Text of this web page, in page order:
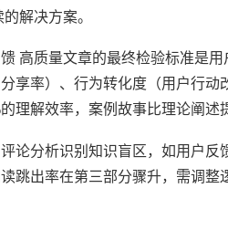
解决方案。
高质量文章的最终检验标准是
享率）、行为转化度（用户行
理解效率，案例故事比理论阐述
论分析识别知识盲区，如用户
跳出率在第三部分骤升，需调